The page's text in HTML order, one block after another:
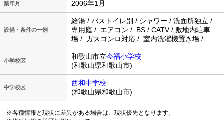
築年月 2006年1月
設備・条件の一例
給湯 / バストイレ別 / シャワー / 洗面所独立 /
専用庭 / エアコン / BS / CATV / 敷地内駐車
場 / ガスコンロ対応 / 室内洗濯機置き場 /
小学校区
和歌山市立今福小学校
(和歌山県和歌山市)
中学校区
西和中学校
(和歌山県和歌山市)
※各種情報と現状に差異がある場合は、現状優先となります。